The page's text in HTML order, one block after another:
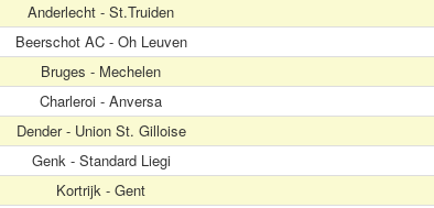
Anderlecht - St.Truiden
Beerschot AC - Oh Leuven
Bruges - Mechelen
Charleroi - Anversa
Dender - Union St. Gilloise
Genk - Standard Liegi
Kortrijk - Gent